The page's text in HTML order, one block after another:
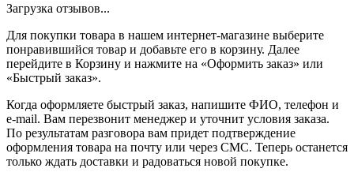
Загрузка отзывов...
Для покупки товара в нашем интернет-магазине выберите
понравившийся товар и добавьте его в корзину. Далее
перейдите в Корзину и нажмите на «Оформить заказ» или
«Быстрый заказ».
Когда оформляете быстрый заказ, напишите ФИО, телефон и
e-mail. Вам перезвонит менеджер и уточнит условия заказа.
По результатам разговора вам придет подтверждение
оформления товара на почту или через СМС. Теперь останется
только ждать доставки и радоваться новой покупке.